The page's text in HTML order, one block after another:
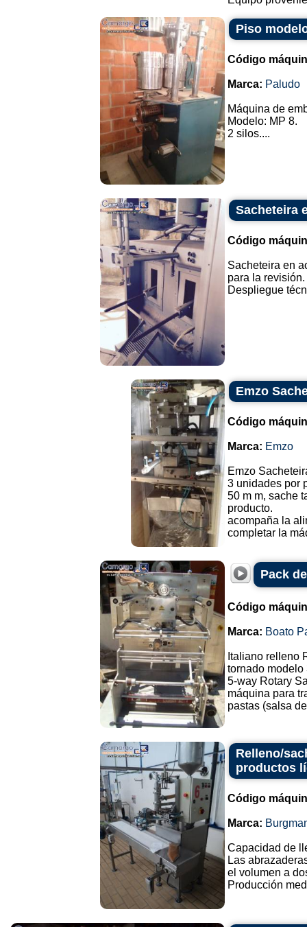
Piso
Código
Marca: Paludo
Máquina de
Modelo: MP 8.
2 silos....
Sacheteira
Código
Sacheteira en
para la revisión.
Despliegue
Emzo
Código
Marca: Emzo
Emzo
3 unidades por
50 m m, sache
producto.
acompaña la
completar la
Pack
Código
Marca: Boato
Italiano relleno
tornado
5-way Rotary
máquina para
pastas (salsa
Relleno/
productos
Código
Marca:
Capacidad de
Las
el volumen a
Producción